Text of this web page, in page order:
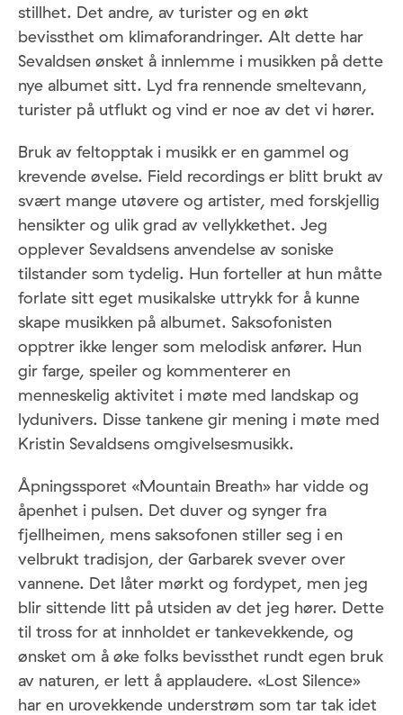
stillhet. Det andre, av turister og en økt
bevissthet om klimaforandringer. Alt dette har
Sevaldsen ønsket å innlemme i musikken på dette
nye albumet sitt. Lyd fra rennende smeltevann,
turister på utflukt og vind er noe av det vi hører.
Bruk av feltopptak i musikk er en gammel og
krevende øvelse. Field recordings er blitt brukt av
svært mange utøvere og artister, med forskjellig
hensikter og ulik grad av vellykkethet. Jeg
opplever Sevaldsens anvendelse av soniske
tilstander som tydelig. Hun forteller at hun måtte
forlate sitt eget musikalske uttrykk for å kunne
skape musikken på albumet. Saksofonisten
opptrer ikke lenger som melodisk anfører. Hun
gir farge, speiler og kommenterer en
menneskelig aktivitet i møte med landskap og
lydunivers. Disse tankene gir mening i møte med
Kristin Sevaldsens omgivelsesmusikk.
Åpningssporet «Mountain Breath» har vidde og
åpenhet i pulsen. Det duver og synger fra
fjellheimen, mens saksofonen stiller seg i en
velbrukt tradisjon, der Garbarek svever over
vannene. Det låter mørkt og fordypet, men jeg
blir sittende litt på utsiden av det jeg hører. Dette
til tross for at innholdet er tankevekkende, og
ønsket om å øke folks bevissthet rundt egen bruk
av naturen, er lett å applaudere. «Lost Silence»
har en urovekkende understrøm som tar tak idet